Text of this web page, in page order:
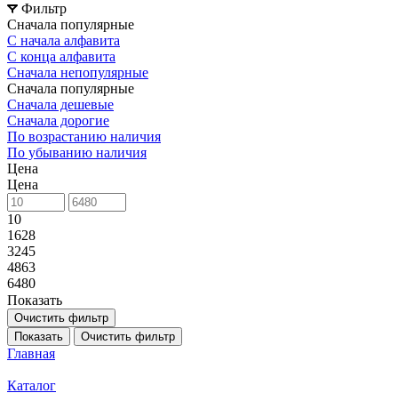
Фильтр
Сначала популярные
С начала алфавита
С конца алфавита
Сначала непопулярные
Сначала популярные
Сначала дешевые
Сначала дорогие
По возрастанию наличия
По убыванию наличия
Цена
Цена
10
1628
3245
4863
6480
Показать
Очистить фильтр
Показать
Очистить фильтр
Главная
Каталог